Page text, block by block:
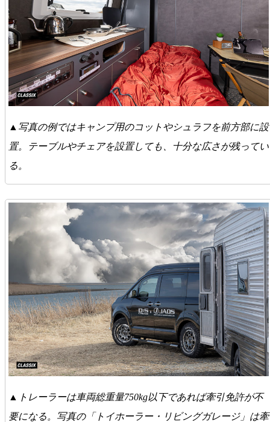
▲写真の例ではキャンプ用のコットやシュラフを前方部に設
置。テーブルやチェアを設置しても、十分な広さが残ってい
る。
▲トレーラーは車両総重量750kg以下であれば牽引免許が不
要になる。写真の「トイホーラー・リビングガレージ」は牽